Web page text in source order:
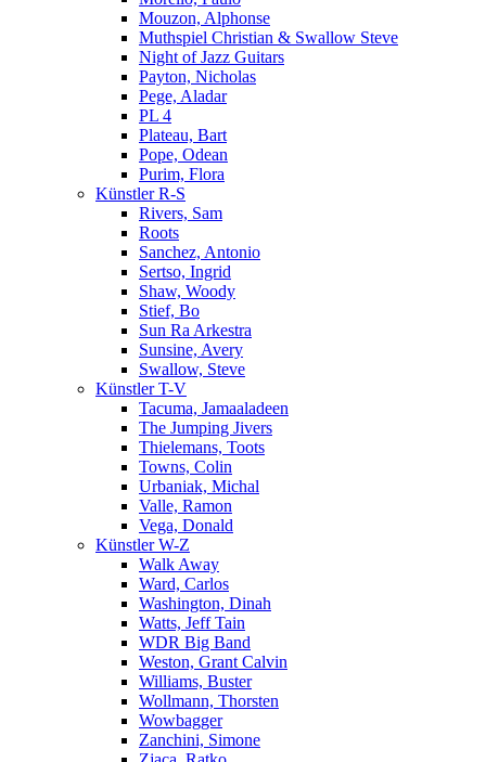
Mouzon, Alphonse
Muthspiel Christian & Swallow Steve
Night of Jazz Guitars
Payton, Nicholas
Pege, Aladar
PL 4
Plateau, Bart
Pope, Odean
Purim, Flora
Künstler R-S
Rivers, Sam
Roots
Sanchez, Antonio
Sertso, Ingrid
Shaw, Woody
Stief, Bo
Sun Ra Arkestra
Sunsine, Avery
Swallow, Steve
Künstler T-V
Tacuma, Jamaaladeen
The Jumping Jivers
Thielemans, Toots
Towns, Colin
Urbaniak, Michal
Valle, Ramon
Vega, Donald
Künstler W-Z
Walk Away
Ward, Carlos
Washington, Dinah
Watts, Jeff Tain
WDR Big Band
Weston, Grant Calvin
Williams, Buster
Wollmann, Thorsten
Wowbagger
Zanchini, Simone